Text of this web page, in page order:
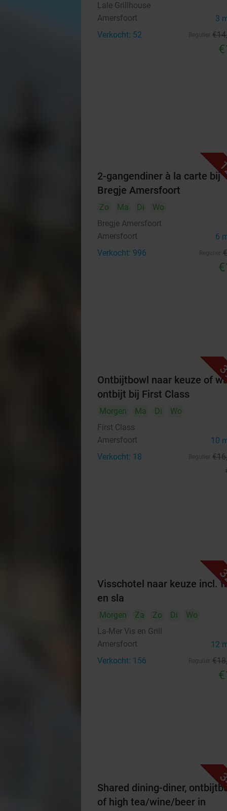
Lale Grillhouse
Amersfoort 3
Verkocht: 52 €14
2-gangendiner à la carte bij
Bregje Amersfoort
Zo Ma Di
Wo
Bregje Amersfoort
Amersfoort 6
Verkocht: 996
Ontbijtbowl naar keuze of
ontbijt bij First Class
Morgen Ma Di
Wo
First Class
Amersfoort 10
Verkocht: 18 €16
Visschotel naar keuze incl.
en sla
Morgen Za Zo Di
Wo
La-Mer Vis en Grill
Amersfoort 12
Verkocht: 156 €18
Shared dining-diner,
of high tea/wine/beer in